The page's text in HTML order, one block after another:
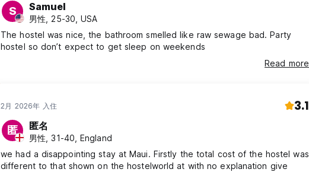
S Samuel
男性, 25-30, USA
The hostel was nice, the bathroom smelled like raw sewage bad. Party
hostel so don’t expect to get sleep on weekends
Read more
2月 2026年 入住 3.1
匿 匿名
男性, 31-40, England
we had a disappointing stay at Maui. Firstly the total cost of the hostel was
different to that shown on the hostelworld at with no explanation give